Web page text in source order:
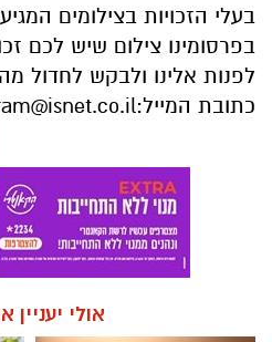
בעלי הזכויות בצילומים
בפרסומינו צילום שיש לכם
לפנות אלינו ולבקש לחדול
כתובת המייל:
אולי יעניין